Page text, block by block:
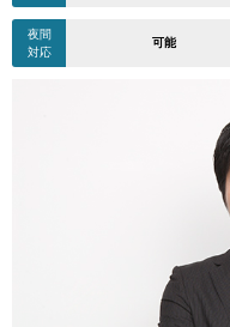
夜間
対応
可能